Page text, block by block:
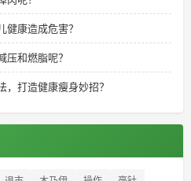
康造成危害？
和燃脂呢？
打造健康瘦身妙招？